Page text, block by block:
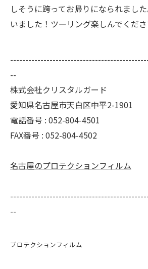
しそうに跨ってお帰りになられまし
いました！ツーリング楽しんでくださ
--
株式会社クリスタルガード
愛知県名古屋市天白区中平2-1901
電話番号 : 052-804-4501
FAX番号 : 052-804-4502
名古屋のプロテクションフィルム
--
プロテクションフィルム